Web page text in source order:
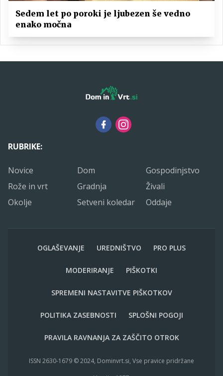
Sedem let po poroki je ljubezen še vedno
enako močna
RUBRIKE:
Novice Dom
Gospodinjstvo
Rože in vrt
Gradnja
Živali
Okolje
Setveni koledar Oddaje
OGLAŠEVANJE UREDNIŠTVO PRO PLUS
MODERIRANJE PIŠKOTKI
SPREMENI NASTAVITVE PIŠKOTKOV
POLITIKA ZASEBNOSTI SPLOŠNI POGOJI
PRAVILA RAVNANJA ZA ZAŠČITO OTROK
ISSN 2630-1679 © 2024, Dominvrt.si, Vse pravice pridržane